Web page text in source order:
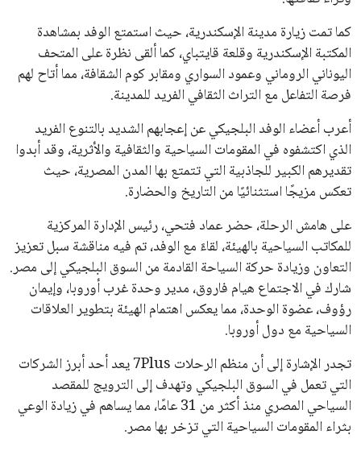
كما تمت زيارة مدينة الإسكندرية، حيث استمتع الوفد بمشاهدة
المكتبة الإسكندرية وقلعة قايتباي، كما ألقى نظرة على المتحف
اليوناني الروماني وعمود السواري ومقابر كوم الشقافة، مما أتاح لهم
فرصة التفاعل مع التراث الثقافي الفريد للمدينة.
أعرب أعضاء الوفد البلجيكي عن إعجابهم الشديد بالتنوع الفريد
الذي اكتشفوه في المقومات السياحية والثقافية والأثرية، وقد أبدوا
تقديرهم الكبير للجاذبية التي تتمتع بها المدن المصرية، حيث
تعكس مزيجًا استثنائيًا من التاريخ والحضارة.
على هامش الرحلة، حضر عماد فتحي، رئيس الإدارة المركزية
للمكاتب السياحية بالهيئة، لقاءً مع الوفد، تم فيه مناقشة سبل تعزيز
التعاون وزيادة حركة السياحة القادمة من السوق البلجيكي إلى مصر.
شارك في الاجتماع هيام فاروق، مدير وحدة غرب أوروبا، وإيمان
رؤوف، عضوة الوحدة، مما يعكس اهتمام الهيئة بتطوير العلاقات
السياحية مع دول أوروبا.
تجدر الإشارة إلى أن منظم الرحلات 7Plus يعد أحد أبرز الشركات
التي تعمل في السوق البلجيكي وتهدف إلى الترويج للمقصد
السياحي المصري منذ أكثر من 31 عامًا، مما يساهم في زيادة الوعي
بثراء المقومات السياحية التي تزخر بها مصر.